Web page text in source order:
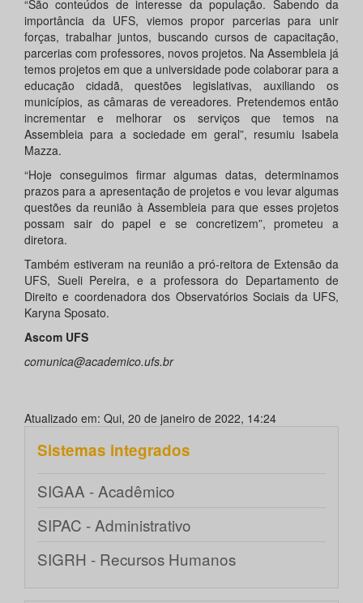
“São conteúdos de interesse da população. Sabendo da
importância da UFS, viemos propor parcerias para unir
forças, trabalhar juntos, buscando cursos de capacitação,
parcerias com professores, novos projetos. Na Assembleia já
temos projetos em que a universidade pode colaborar para a
educação cidadã, questões legislativas, auxiliando os
municípios, as câmaras de vereadores. Pretendemos então
incrementar e melhorar os serviços que temos na
Assembleia para a sociedade em geral”, resumiu Isabela
Mazza.
“Hoje conseguimos firmar algumas datas, determinamos
prazos para a apresentação de projetos e vou levar algumas
questões da reunião à Assembleia para que esses projetos
possam sair do papel e se concretizem”, prometeu a
diretora.
Também estiveram na reunião a pró-reitora de Extensão da
UFS, Sueli Pereira, e a professora do Departamento de
Direito e coordenadora dos Observatórios Sociais da UFS,
Karyna Sposato.
Ascom UFS
comunica@academico.ufs.br
Atualizado em: Qui, 20 de janeiro de 2022, 14:24
Sistemas integrados
SIGAA - Acadêmico
SIPAC - Administrativo
SIGRH - Recursos Humanos